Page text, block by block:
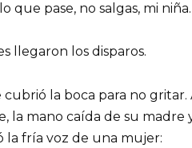
que pase, no salgas, mi niña.
llegaron los disparos.
cubrió la boca para no
la mano caída de su
la fría voz de una mujer: